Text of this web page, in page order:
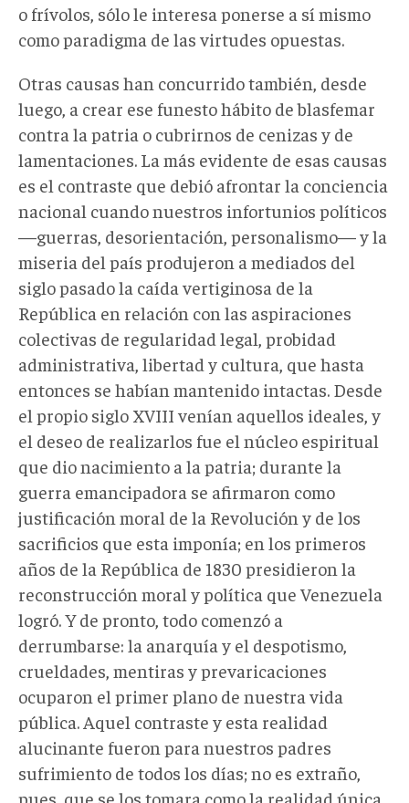
o frívolos, sólo le interesa ponerse a sí mismo
como paradigma de las virtudes opuestas.
Otras causas han concurrido también, desde
luego, a crear ese funesto hábito de blasfemar
contra la patria o cubrirnos de cenizas y de
lamentaciones. La más evidente de esas causas
es el contraste que debió afrontar la conciencia
nacional cuando nuestros infortunios políticos
—guerras, desorientación, personalismo— y la
miseria del país produjeron a mediados del
siglo pasado la caída vertiginosa de la
República en relación con las aspiraciones
colectivas de regularidad legal, probidad
administrativa, libertad y cultura, que hasta
entonces se habían mantenido intactas. Desde
el propio siglo XVIII venían aquellos ideales, y
el deseo de realizarlos fue el núcleo espiritual
que dio nacimiento a la patria; durante la
guerra emancipadora se afirmaron como
justificación moral de la Revolución y de los
sacrificios que esta imponía; en los primeros
años de la República de 1830 presidieron la
reconstrucción moral y política que Venezuela
logró. Y de pronto, todo comenzó a
derrumbarse: la anarquía y el despotismo,
crueldades, mentiras y prevaricaciones
ocuparon el primer plano de nuestra vida
pública. Aquel contraste y esta realidad
alucinante fueron para nuestros padres
sufrimiento de todos los días; no es extraño,
pues, que se los tomara como la realidad única